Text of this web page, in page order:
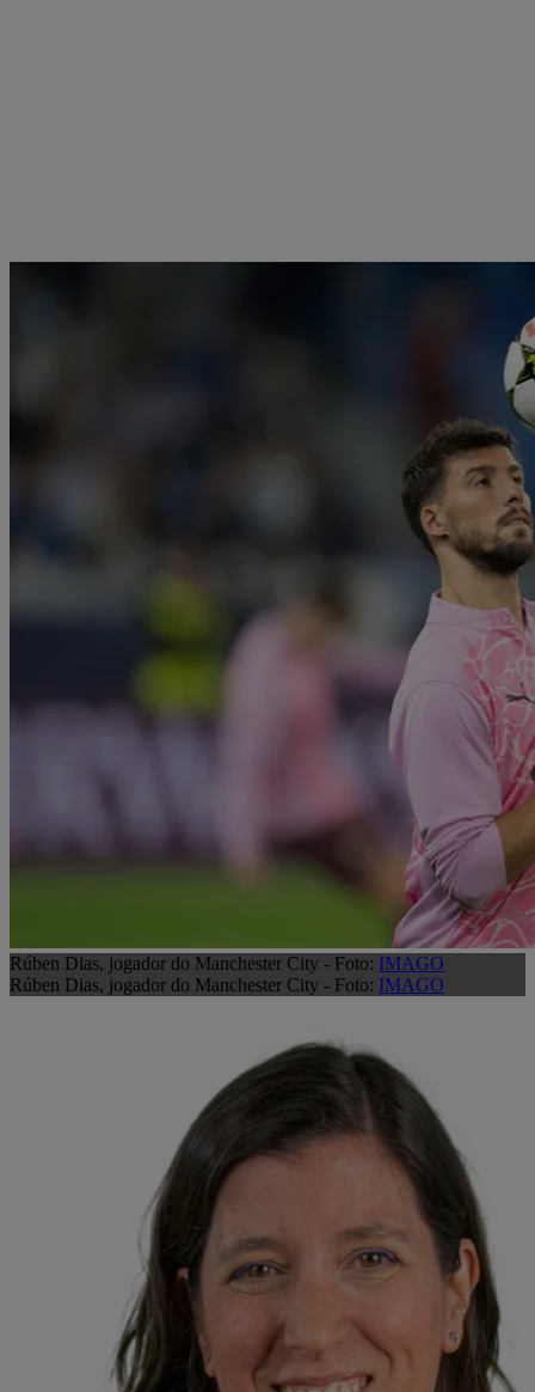
Rúben Dias, jogador do Manchester City - Foto: IMAGO
Rúben Dias, jogador do Manchester City - Foto: IMAGO